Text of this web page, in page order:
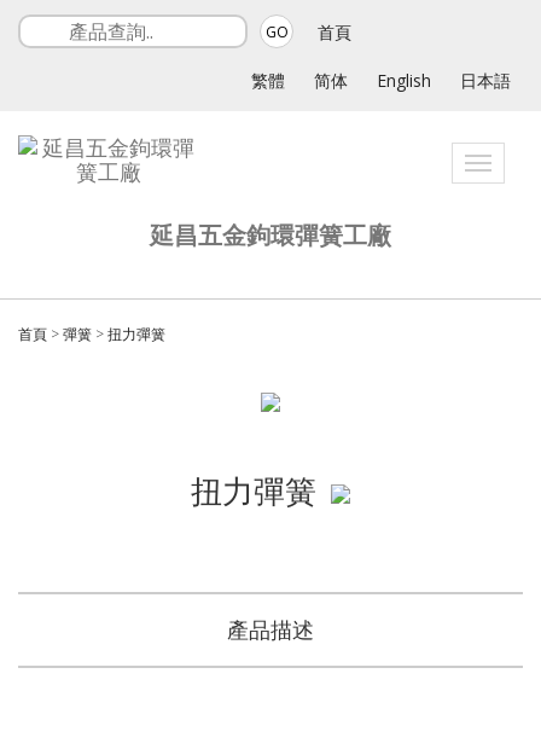
GO 首頁
繁體 简体 English 日本語
Toggle
延昌五金鉤環彈簧工廠
首頁 >彈簧 >扭力彈簧
扭力彈簧
產品描述